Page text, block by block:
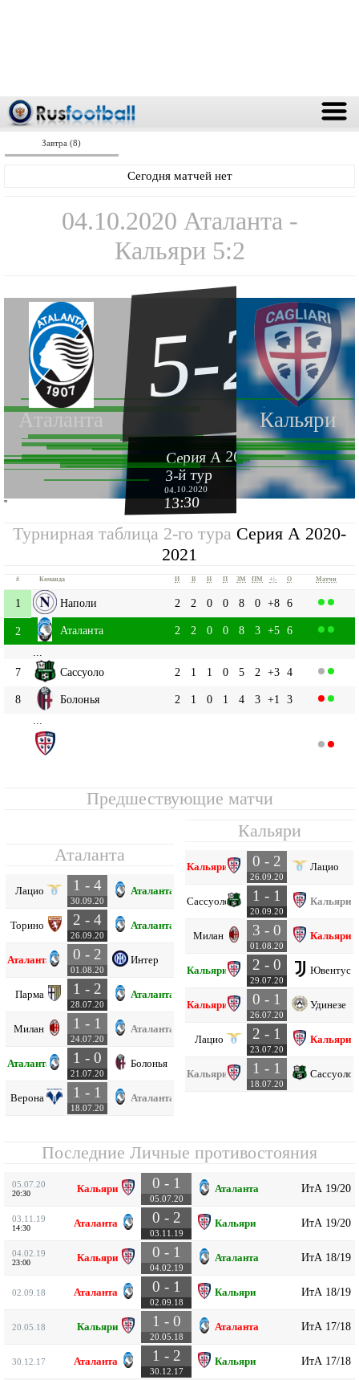
Завтра (8)
Сегодня матчей нет
04.10.2020 Аталанта -
Кальяри 5:2
Аталанта Кальяри
5-2
Серия А 2020-2021
3-й тур
04.10.2020
13:30
''
Турнирная таблица 2-го тура Серия А 2020-
2021
# Команда И В Н П ЗМ ПМ +|- О Матчи
1 Наполи 2 2 0 0 8 0 +8 6
2 Аталанта 2 2 0 0 8 3 +5 6
7
Сассуоло 2 1 1 0 5 2 +3 4
8 Болонья 2 1 0 1 4 3 +1
3
Предшествующие матчи
Аталанта
Лацио 1 - 4
30.09.20
Аталанта
Торино 2 - 4
26.09.20
Аталанта
Аталанта 0 - 2
01.08.20
Интер
Парма 1 - 2
28.07.20
Аталанта
Милан 1 - 1
24.07.20
Аталанта
Аталанта 1 - 0
21.07.20
Болонья
Верона 1 - 1
18.07.20
Аталанта
Кальяри
Кальяри 0 - 2
26.09.20
Лацио
Сассуоло 1 - 1
20.09.20
Кальяри
Милан 3 - 0
01.08.20
Кальяри
Кальяри 2 - 0
29.07.20
Ювентус
Кальяри 0 - 1
26.07.20
Удинезе
Лацио 2 - 1
23.07.20
Кальяри
Кальяри 1 - 1
18.07.20
Сассуоло
Последние Личные противостояния
05.07.20
20:30 Кальяри 0 - 1
05.07.20
Аталанта ИтА 19/20
03.11.19
14:30 Аталанта 0 - 2
03.11.19
Кальяри ИтА 19/20
04.02.19
23:00 Кальяри 0 - 1
04.02.19
Аталанта ИтА 18/19
02.09.18 Аталанта 0 - 1
02.09.18
Кальяри ИтА 18/19
20.05.18 Кальяри 1 - 0
20.05.18
Аталанта ИтА 17/18
30.12.17 Аталанта 1 - 2
30.12.17
Кальяри ИтА 17/18